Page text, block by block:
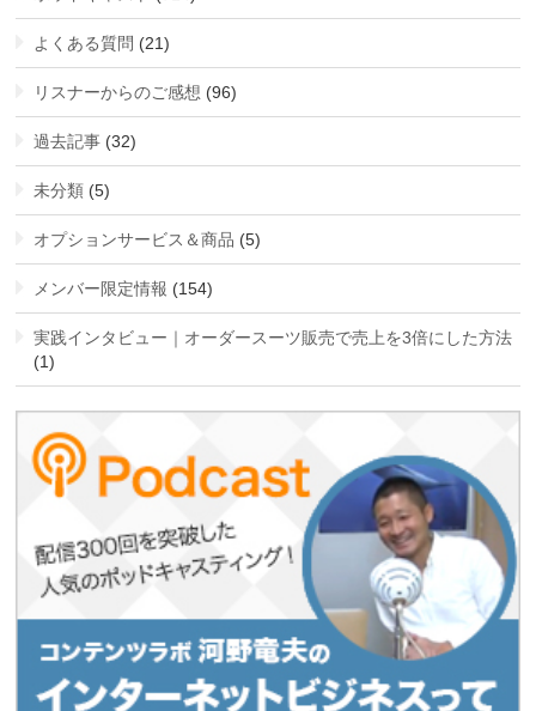
よくある質問 (21)
リスナーからのご感想 (96)
過去記事 (32)
未分類 (5)
オプションサービス＆商品 (5)
メンバー限定情報 (154)
実践インタビュー｜オーダースーツ販売で売上を3倍にした方法
(1)